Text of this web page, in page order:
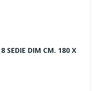
SEDIE DIM CM. 180 X